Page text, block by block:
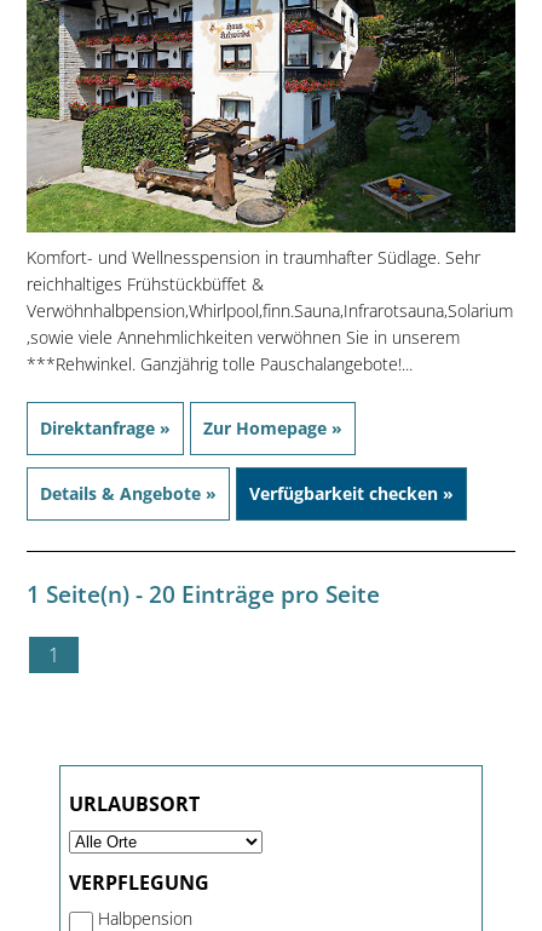
Komfort- und Wellnesspension in traumhafter Südlage. Sehr
reichhaltiges Frühstückbüffet &
Verwöhnhalbpension,Whirlpool,finn.Sauna,Infrarotsauna,Solarium
,sowie viele Annehmlichkeiten verwöhnen Sie in unserem
***Rehwinkel. Ganzjährig tolle Pauschalangebote!...
Direktanfrage » Zur Homepage »
Details & Angebote » Verfügbarkeit checken »
1 Seite(n) - 20 Einträge pro Seite
1
URLAUBSORT
VERPFLEGUNG
Halbpension